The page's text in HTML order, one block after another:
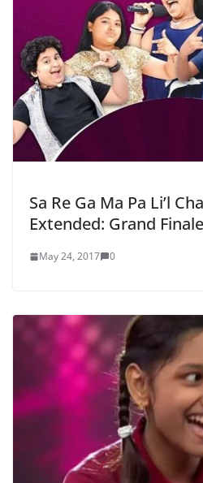
Sa Re Ga Ma Pa Li’l
Extended: Grand
May 24, 2017 0